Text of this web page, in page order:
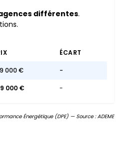
différentes.
ÉCART
000 € -
000 € -
Énergétique (DPE) — Source : ADEME